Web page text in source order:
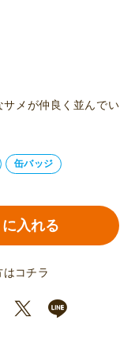
メが仲良く並んでい
缶バッジ
入れる
コチラ